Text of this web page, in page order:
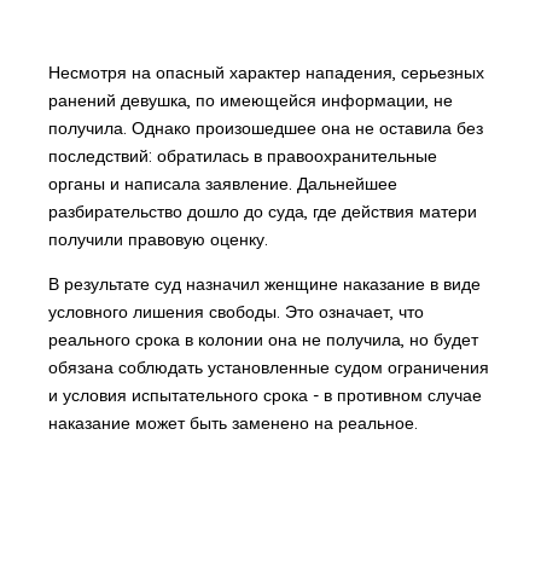
Несмотря на опасный характер нападения, серьезных
ранений девушка, по имеющейся информации, не
получила. Однако произошедшее она не оставила без
последствий: обратилась в правоохранительные
органы и написала заявление. Дальнейшее
разбирательство дошло до суда, где действия матери
получили правовую оценку.
В результате суд назначил женщине наказание в виде
условного лишения свободы. Это означает, что
реального срока в колонии она не получила, но будет
обязана соблюдать установленные судом ограничения
и условия испытательного срока - в противном случае
наказание может быть заменено на реальное.